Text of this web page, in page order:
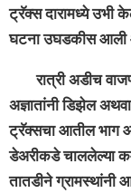
ट्रॅक्स दारामध्ये उभी
घटना उघडकीस
रात्री अडीच
अज्ञातांनी डिझेल
ट्रॅक्सचा आतील भाग
डेअरीकडे चाललेल्या
तातडीने ग्रामस्थांनी